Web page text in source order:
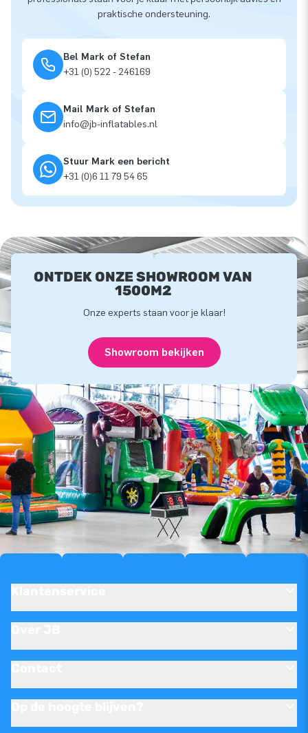
praktische ondersteuning.
Bel Mark of Stefan
+31 (0) 522 - 246169
Mail Mark of Stefan
info@jb-inflatables.nl
Stuur Mark een bericht
+31 (0)6 11 79 54 65
ONTDEK ONZE SHOWROOM VAN
1500M2
Onze experts staan voor je klaar!
Showroom bekijken